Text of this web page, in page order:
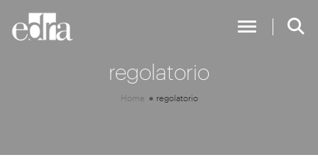
Toggle
regolatorio
Home regolatorio